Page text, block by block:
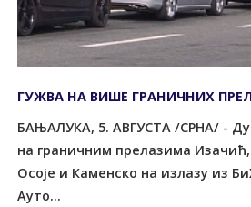
ГУЖВА НА ВИШЕ ГРАНИЧНИХ
БАЊАЛУКА, 5. АВГУСТА /СРНА/ -
на граничним прелазима
Осоје и Каменско на излазу из
Ауто...